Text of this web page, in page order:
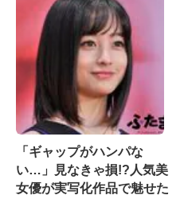
「ギャップがハンパな
い…」見なきゃ損!?人気美
女優が実写化作品で魅せた